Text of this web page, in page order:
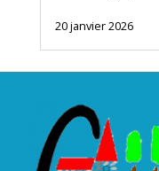
20 janvier 2026